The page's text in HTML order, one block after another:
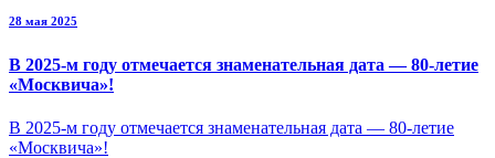
28 мая 2025
В 2025-м году отмечается знаменательная дата — 80-летие
«Москвича»!
В 2025-м году отмечается знаменательная дата — 80-летие
«Москвича»!